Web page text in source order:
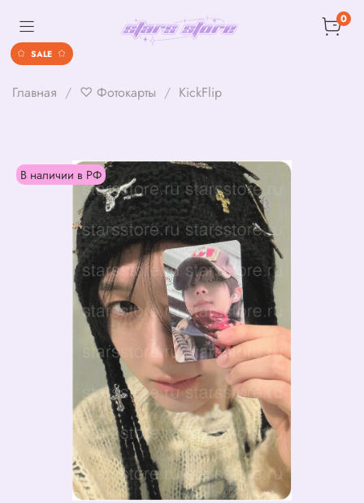
0
Главная ♡ Фотокарты KickFlip
В наличии в РФ